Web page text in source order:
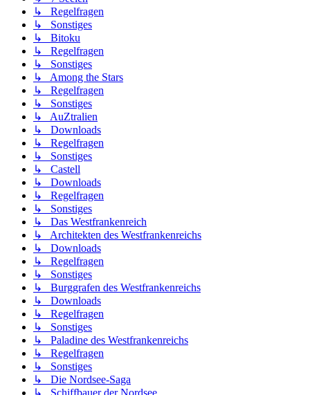
↳ Regelfragen
↳ Sonstiges
↳ Bitoku
↳ Regelfragen
↳ Sonstiges
↳ Among the Stars
↳ Regelfragen
↳ Sonstiges
↳ AuZtralien
↳ Downloads
↳ Regelfragen
↳ Sonstiges
↳ Castell
↳ Downloads
↳ Regelfragen
↳ Sonstiges
↳ Das Westfrankenreich
↳ Architekten des Westfrankenreichs
↳ Downloads
↳ Regelfragen
↳ Sonstiges
↳ Burggrafen des Westfrankenreichs
↳ Downloads
↳ Regelfragen
↳ Sonstiges
↳ Paladine des Westfrankenreichs
↳ Regelfragen
↳ Sonstiges
↳ Die Nordsee-Saga